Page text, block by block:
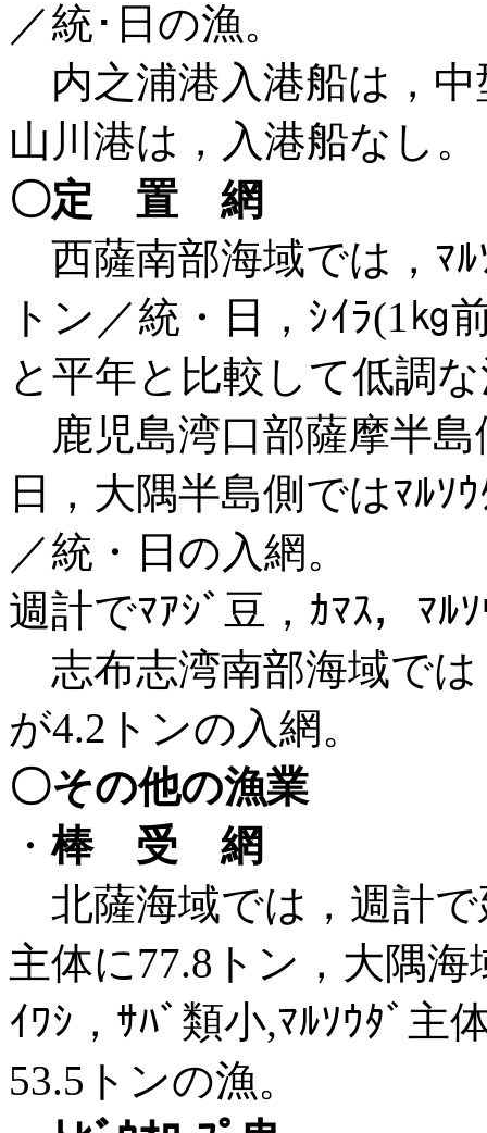
／統･日の漁。
内之浦港入港船は，中
山川港は，入港船なし。
〇定 置 網
西薩南部海域では，ﾏﾙ
トン／統・日，ｼｲﾗ(1㎏
と平年と比較して低調
鹿児島湾口部薩摩半島
日，大隅半島側ではﾏﾙｿｳ
／統・日の入網。
週計でﾏｱｼﾞ豆，ｶﾏｽ，ﾏﾙ
志布志湾南部海域では
が4.2トンの入網。
〇その他の漁業
・棒 受 網
北薩海域では，週計で
主体に77.8トン，大隅
ｲﾜｼ，ｻﾊﾞ類小,ﾏﾙｿｳﾀﾞ主
53.5トンの漁。